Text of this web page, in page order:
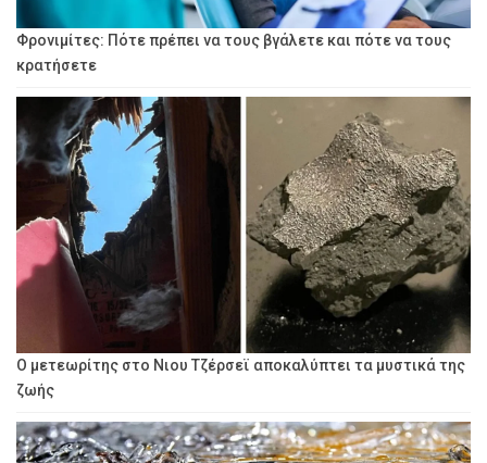
Φρονιμίτες: Πότε πρέπει να τους βγάλετε και πότε να τους
κρατήσετε
Ο μετεωρίτης στο Νιου Τζέρσεϊ αποκαλύπτει τα μυστικά της
ζωής